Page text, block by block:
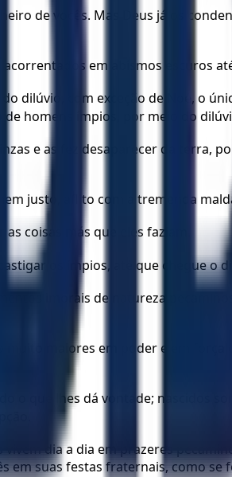
de vocês. Mas Deus já os
em abismos escuros
dilúvio, com exceção de Noé, o
homens ímpios, por meio do
e as fez desaparecer da terra,
justo, aflito com a tremenda
coisas más que eles faziam.
os ímpios, até que chegue o
imorais de natureza
maiores em poder e em
o que lhes dá vontade; nascidos
dia a dia em prazeres
em suas festas fraternais, como se